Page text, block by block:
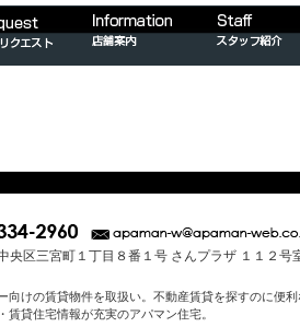
区三宮町１丁目８番１号 さんプラザ １１２号
けの賃貸物件を取扱い。不動産賃貸を探すのに便
貸住宅情報が充実のアパマン住宅。